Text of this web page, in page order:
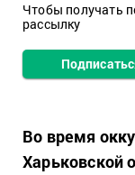
Чтобы получать
рассылку
Во время
Харьковской